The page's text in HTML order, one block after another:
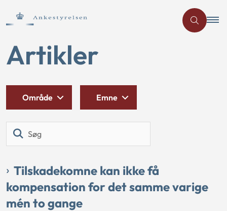
Artikler
Område Emne
Tilskadekomne kan ikke få
kompensation for det samme varige
mén to gange